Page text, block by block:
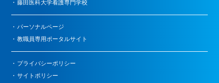
藤田医科大学看護専門学校
パーソナルページ
教職員専用ポータルサイト
プライバシーポリシー
サイトポリシー